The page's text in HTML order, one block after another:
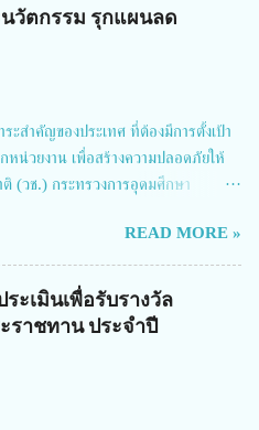
วัตกรรม รุกแผนลด
สำคัญของประเทศ ที่ต้องมีการตั้งเป้า
น่วยงาน เพื่อสร้างความปลอดภัยให้
(วช.) กระทรวงการอุดมศึกษา
ารประชุมเผยแพร่ผลการดำเนินงาน
ณาการทุกภาคส่วน เพื่อลดอุบัติเหตุและ
ผนแม่บทฉบับที่ 5 ในวันที่ 22 มีนาคม
ยการสำนักงานการวิจัยแห่งชาติ เป็น
ลักดันงานวิจัยเพื่อความปลอดภัยทาง
กียรติพานิช ผู้อำนวยการกองบริหารทุน
READ MORE »
ะเมินเพื่อรับรางวัล
ราชทาน ประจำปี